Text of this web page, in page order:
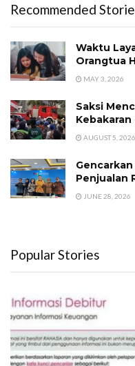
Recommended
Waktu
Orangtua
MAY 3, 2026
Saksi
AUGUST 5, 2026
Penjualan
JUNE 28, 2026
Popular Stories